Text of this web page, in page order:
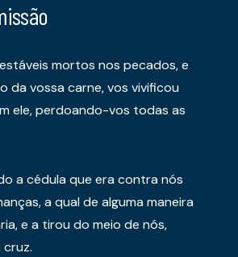
mortos nos pecados, e
da vossa carne, vos vivificou
ele, perdoando-vos todas as
a cédula que era contra nós
a qual de alguma maneira
e a tirou do meio de nós,